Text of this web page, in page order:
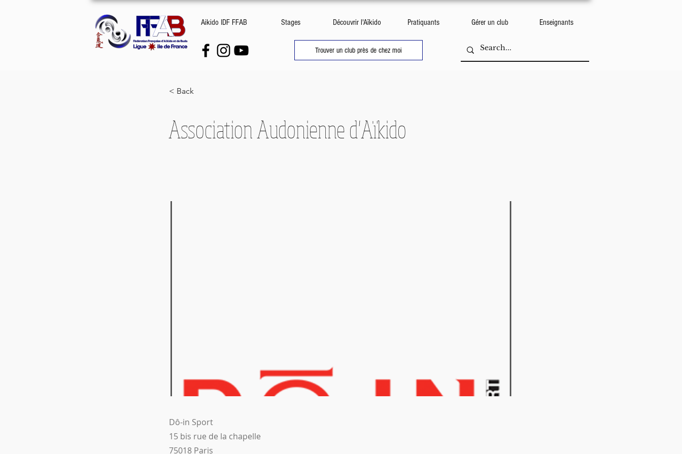
Aikido IDF FFAB Stages Découvrir l'Aïkido Pratiquants Gérer un club Enseignants
Trouver un club près de chez moi
< Back
Association Audonienne d'Aïkido
Dô-in Sport
15 bis rue de la chapelle
75018 Paris